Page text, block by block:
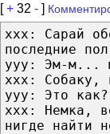
[+ 32 - ]
xxx: Сарай
последние
yyy: Эм-м...
xxx: Собаку,
yyy: Это как?
xxx: Немка,
нигде найти